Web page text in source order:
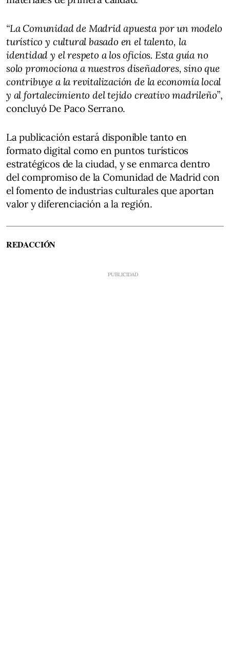
“La Comunidad de Madrid apuesta por un modelo
turístico y cultural basado en el talento, la
identidad y el respeto a los oficios. Esta guía no
solo promociona a nuestros diseñadores, sino que
contribuye a la revitalización de la economía local
y al fortalecimiento del tejido creativo madrileño”,
concluyó De Paco Serrano.
La publicación estará disponible tanto en
formato digital como en puntos turísticos
estratégicos de la ciudad, y se enmarca dentro
del compromiso de la Comunidad de Madrid con
el fomento de industrias culturales que aportan
valor y diferenciación a la región.
REDACCIÓN